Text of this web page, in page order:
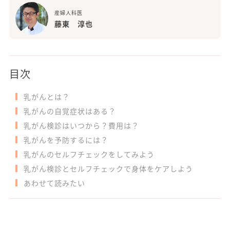
産婦人科医
藤東 淳也
目次
乳がんとは？
乳がんの自覚症状はある？
乳がん検診はいつから？費用は？
乳がんを予防するには？
乳がんのセルフチェックをしてみよう
乳がん検診とセルフチェックで身体をケアしよう
あわせて読みたい